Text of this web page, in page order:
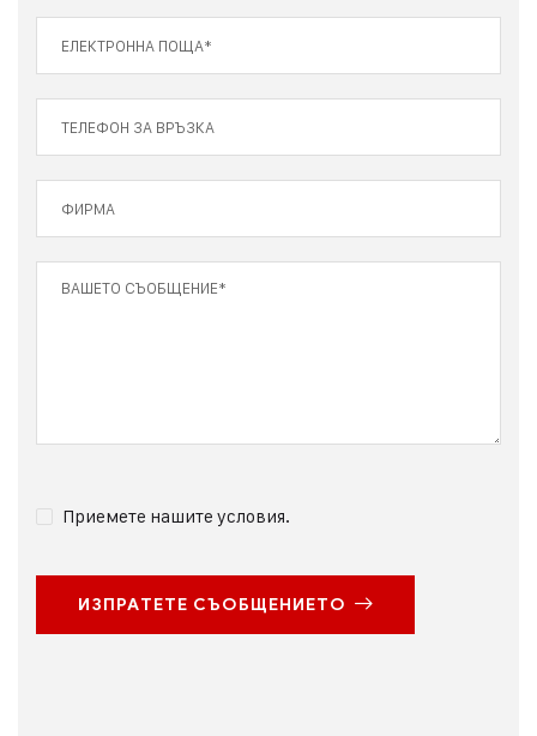
Приемете нашите условия.
ИЗПРАТЕТЕ СЪОБЩЕНИЕТО